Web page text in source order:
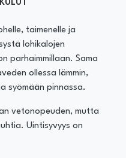
taimenelle ja
lohikalojen
parhaimmillaan. Sama
ollessa lämmin,
syömään pinnassa.
vetonopeuden, mutta
Uintisyvyys on